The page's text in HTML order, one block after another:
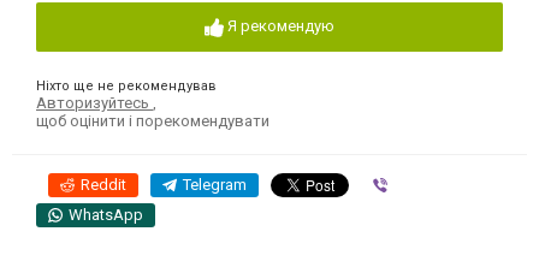
Я рекомендую
Ніхто ще не рекомендував
Авторизуйтесь
щоб оцінити і порекомендувати
Reddit Telegram
WhatsApp